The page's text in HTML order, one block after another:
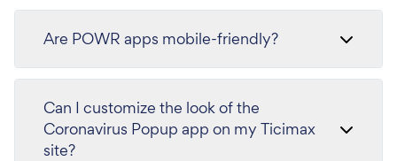
Are POWR apps mobile-friendly?
Can I customize the look of the
Coronavirus Popup app on my Ticimax
site?